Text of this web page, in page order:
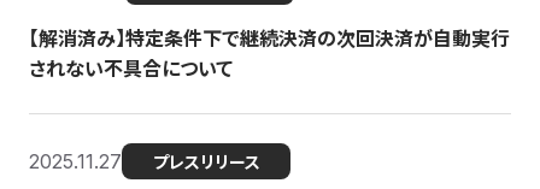
【解消済み】特定条件下で継続決済の次回決済が自動実行
されない不具合について
2025.11.27 プレスリリース